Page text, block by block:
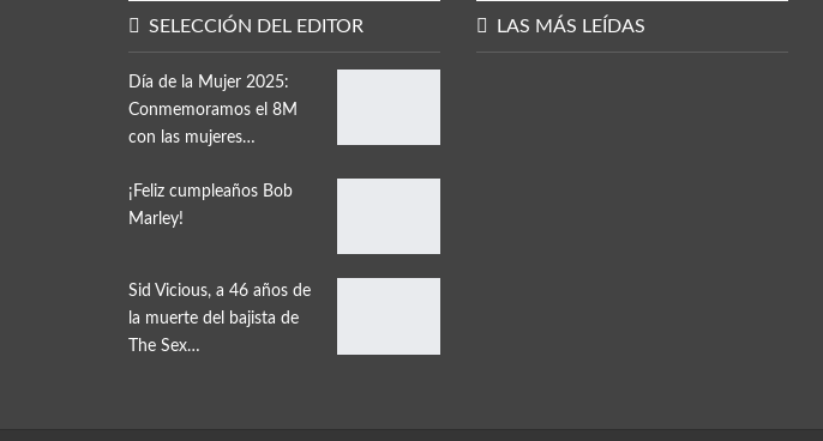
SELECCIÓN DEL EDITOR
Día de la Mujer 2025:
Conmemoramos el 8M
con las mujeres…
¡Feliz cumpleaños Bob
Marley!
Sid Vicious, a 46 años de
la muerte del bajista de
The Sex…
LAS MÁS LEÍDAS